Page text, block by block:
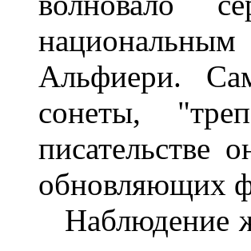
Альфиери.
сонеты,
писательстве
обновляющих
Наблюдение